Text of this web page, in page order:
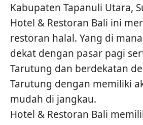
Kabupaten Tapanuli Utara,
Hotel & Restoran Bali ini
restoran halal. Yang di
dekat dengan pasar pagi
Tarutung dan berdekatan
Tarutung dengan memiliki
mudah di jangkau.
Hotel & Restoran Bali